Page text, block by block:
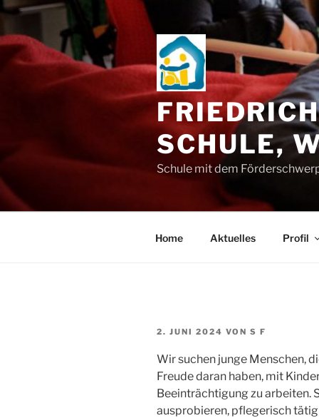
Zum
springen
SCHULE,
Schule mit dem
Home Aktuelles Profil
VERÖFFENTLICHT
2. JUNI 2024 VON S F
Wir suchen junge Menschen,
Freude daran haben, mit
Beeinträchtigung zu arbeiten.
ausprobieren, pflegerisch